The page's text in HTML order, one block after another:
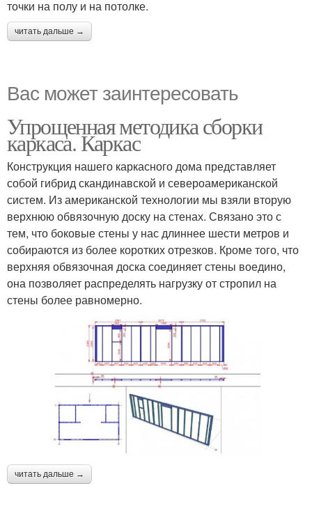
точки на полу и на потолке.
читать дальше →
Вас может заинтересовать
Упрощенная методика сборки
каркаса. Каркас
Конструкция нашего каркасного дома представляет
собой гибрид скандинавской и североамериканской
систем. Из американской технологии мы взяли вторую
верхнюю обвязочную доску на стенах. Связано это с
тем, что боковые стены у нас длиннее шести метров и
собираются из более коротких отрезков. Кроме того, что
верхняя обвязочная доска соединяет стены воедино,
она позволяет распределять нагрузку от стропил на
стены более равномерно.
читать дальше →